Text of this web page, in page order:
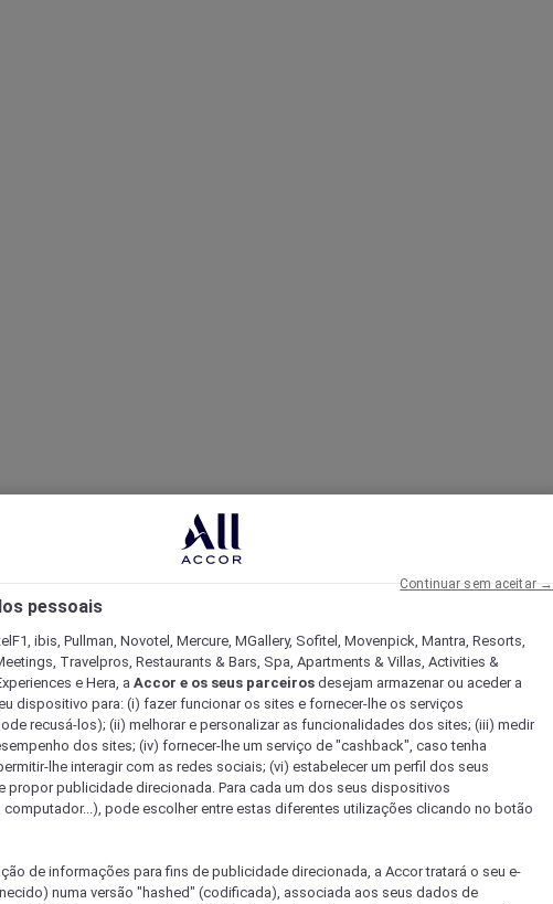
pessoais
ibis, Pullman, Novotel, Mercure, MGallery, Sofitel, Movenpick, Mantra, Resorts,
Travelpros, Restaurants & Bars, Spa, Apartments & Villas, Activities &
e Hera, a Accor e os seus parceiros desejam armazenar ou aceder a
dispositivo para: (i) fazer funcionar os sites e fornecer-lhe os serviços
recusá-los); (ii) melhorar e personalizar as funcionalidades dos sites; (iii) medir
dos sites; (iv) fornecer-lhe um serviço de "cashback", caso tenha
lhe interagir com as redes sociais; (vi) estabelecer um perfil dos seus
propor publicidade direcionada. Para cada um dos seus dispositivos
computador...), pode escolher entre estas diferentes utilizações clicando no botão
de informações para fins de publicidade direcionada, a Accor tratará o seu e-
numa versão "hashed" (codificada), associada aos seus dados de
Continuar sem aceitar →